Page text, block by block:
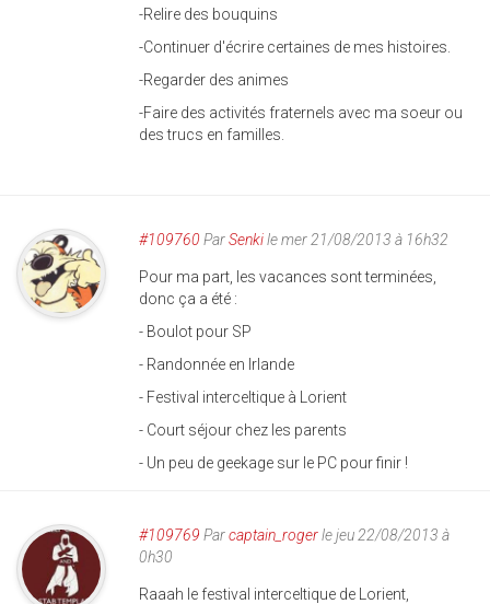
-Relire des bouquins
-Continuer d'écrire certaines de mes histoires.
-Regarder des animes
-Faire des activités fraternels avec ma soeur ou
des trucs en familles.
#109760 ParSenkile mer 21/08/2013 à 16h32
Pour ma part, les vacances sont terminées,
donc ça a été :
- Boulot pour SP
- Randonnée en Irlande
- Festival interceltique à Lorient
- Court séjour chez les parents
- Un peu de geekage sur le PC pour finir !
#109769 Parcaptain_rogerle jeu 22/08/2013 à
0h30
Raaah le festival interceltique de Lorient,